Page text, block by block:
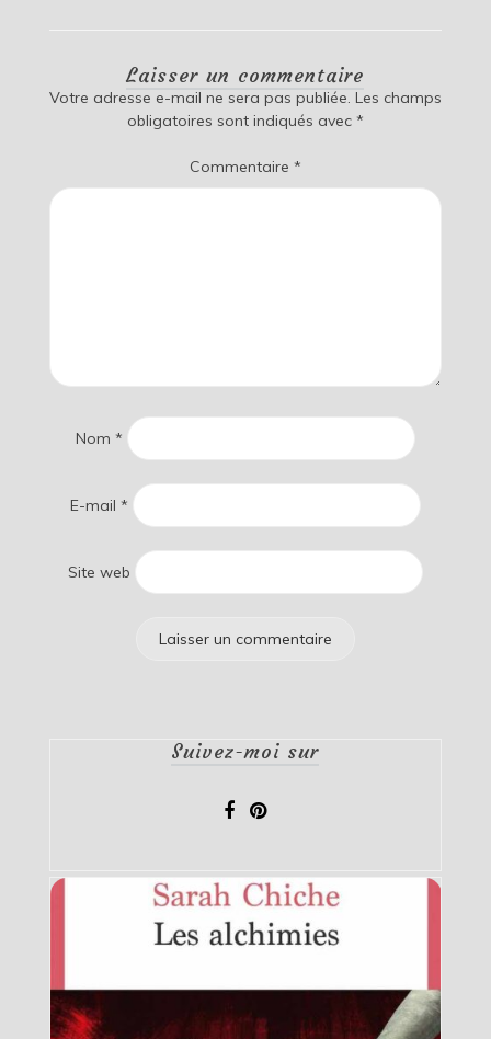
Laisser un commentaire
Votre adresse e-mail ne sera pas publiée. Les champs
obligatoires sont indiqués avec *
Commentaire *
Nom *
E-mail *
Site web
Suivez-moi sur